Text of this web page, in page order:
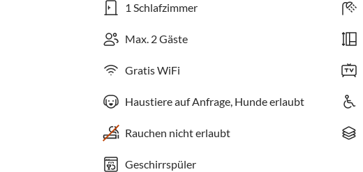
1 Schlafzimmer
Max. 2 Gäste
Gratis WiFi
Haustiere auf Anfrage, Hunde erlaubt
Rauchen nicht erlaubt
Geschirrspüler